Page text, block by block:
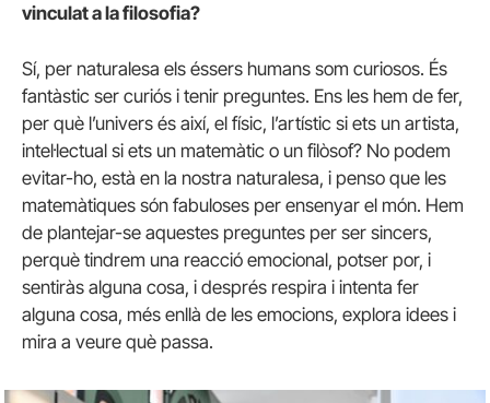
vinculat a la filosofia?
Sí, per naturalesa els éssers humans som curiosos. És
fantàstic ser curiós i tenir preguntes. Ens les hem de fer,
per què l’univers és així, el físic, l’artístic si ets un artista,
intel·lectual si ets un matemàtic o un filòsof? No podem
evitar-ho, està en la nostra naturalesa, i penso que les
matemàtiques són fabuloses per ensenyar el món. Hem
de plantejar-se aquestes preguntes per ser sincers,
perquè tindrem una reacció emocional, potser por, i
sentiràs alguna cosa, i després respira i intenta fer
alguna cosa, més enllà de les emocions, explora idees i
mira a veure què passa.